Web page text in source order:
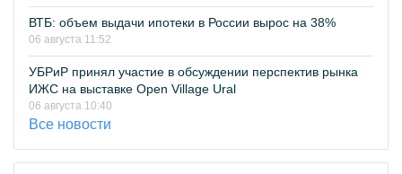
ВТБ: объем выдачи ипотеки в России вырос на 38%
06 августа 11:52
УБРиР принял участие в обсуждении перспектив рынка
ИЖС на выставке Open Village Ural
06 августа 10:40
Все новости